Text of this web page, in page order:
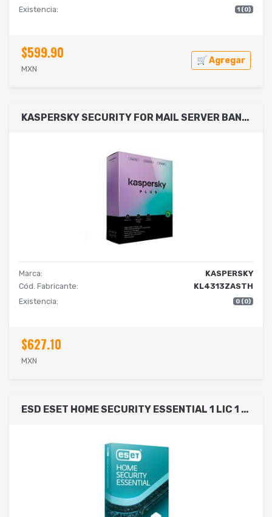
Existencia:
1 (0)
$599.90
MXN
🛒 Agregar
KASPERSKY SECURITY FOR MAIL SERVER BAND 250-499 ADD-ON 2 AÑOS ELECTRONICO
Marca:
KASPERSKY
Cód. Fabricante:
KL4313ZASTH
Existencia:
0 (0)
$627.10
MXN
ESD ESET HOME SECURITY ESSENTIAL 1 LIC 1 AñO (DESCARGA DIGITAL)